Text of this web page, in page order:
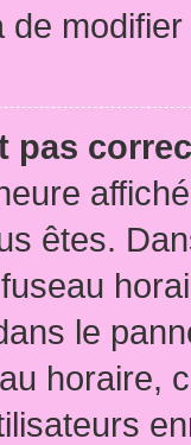
de
pas
êtes.
le
horaire,